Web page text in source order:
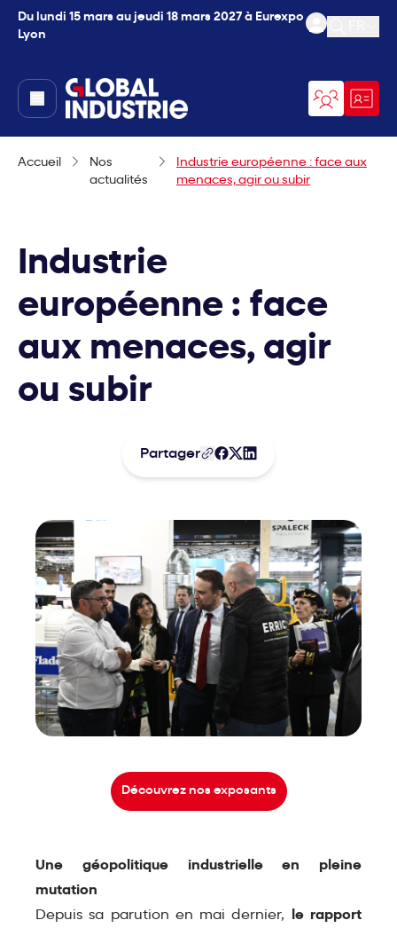
Du lundi 15 mars au jeudi 18 mars 2027 à Eurexpo
Lyon
Ouvrir
page.home
Accueil
Nos
actualités
Industrie européenne : face aux
menaces, agir ou subir
Industrie
européenne : face
aux menaces, agir
ou subir
Partager
Découvrez nos exposants
Une géopolitique industrielle en pleine
mutation
Depuis sa parution en mai dernier, le rapport